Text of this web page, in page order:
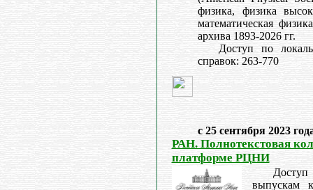
физика, физика
математическая
архива 1893-2026 гг.
Доступ по
справок: 263-770
с 25 сентября 2023
РАН. Полнотекстовая
платформе РЦНИ
выпускам